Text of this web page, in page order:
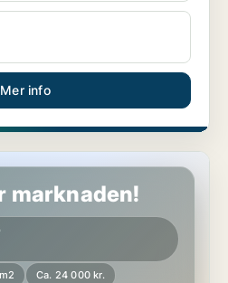
Mer info
marknaden!
Ca. 24 000 kr.